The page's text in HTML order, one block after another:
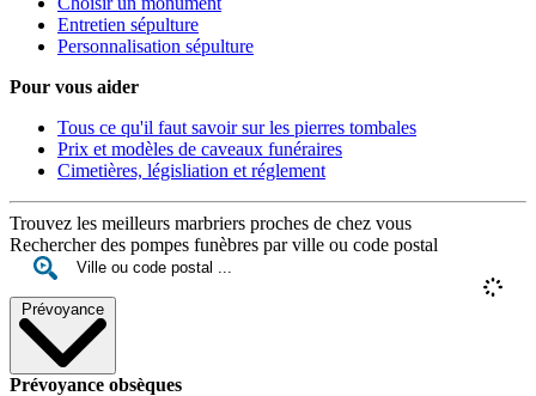
Entretien sépulture
Personnalisation sépulture
Pour vous aider
Tous ce qu'il faut savoir sur les pierres tombales
Prix et modèles de caveaux funéraires
Cimetières, législiation et réglement
Trouvez les meilleurs marbriers proches de chez vous
Rechercher des pompes funèbres par ville ou code postal
Prévoyance
Prévoyance obsèques